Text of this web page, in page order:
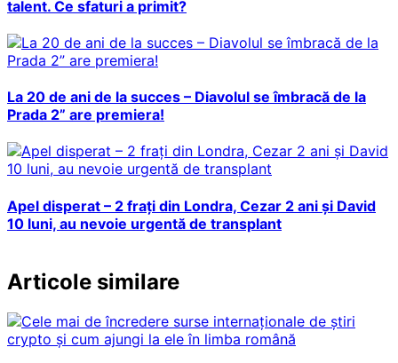
talent. Ce sfaturi a primit?
La 20 de ani de la succes – Diavolul se îmbracă de la
Prada 2” are premiera!
Apel disperat – 2 frați din Londra, Cezar 2 ani și David
10 luni, au nevoie urgentă de transplant
Articole similare